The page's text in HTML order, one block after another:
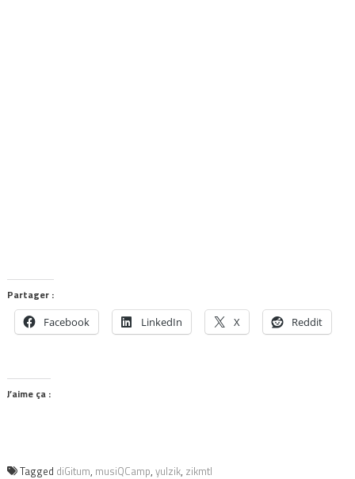
Partager :
Facebook LinkedIn X Reddit
J’aime ça :
Tagged diGitum, musiQCamp, yulzik, zikmtl